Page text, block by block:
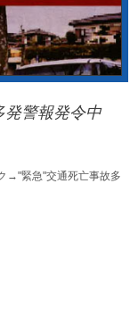
発警報発令中
→"緊急"交通死亡事故多